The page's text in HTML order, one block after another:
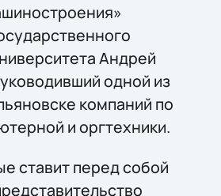
Андрей
одной из
компаний по
и оргтехники.
ставит перед собой